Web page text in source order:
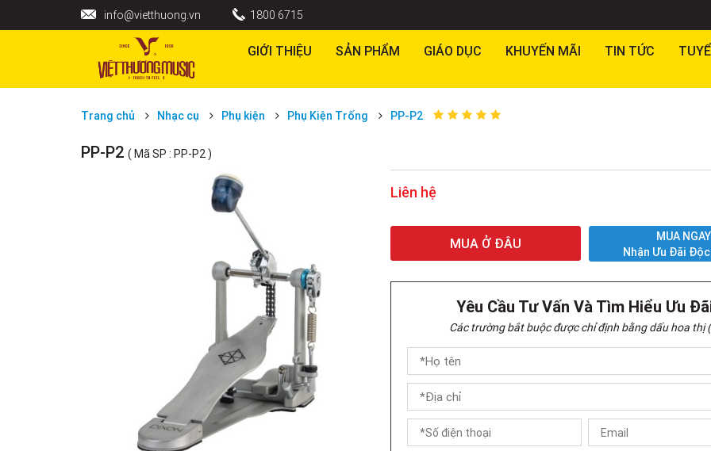
info@vietthuong.vn 1800 6715
GIỚI THIỆU SẢN PHẨM GIÁO DỤC KHUYẾN MÃI TIN TỨC
Trang chủ Nhạc cụ Phụ kiện Phụ Kiện Trống PP-P2
PP-P2 ( Mã SP : PP-P2 )
Liên hệ
MUA Ở ĐÂU
MUA NGAY
Nhận Ưu Đãi Độc
Yêu Cầu Tư Vấn Và Tìm Hiểu Ưu
Các trường bắt buộc được chỉ định bằng dấu hoa thị